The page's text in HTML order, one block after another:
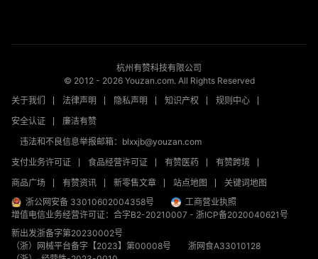
杭州有赞科技有限公司
© 2012 - 2026Youzan.com. All Rights Reserved
关于我们
法律声明 隐私声明 知识产权
规则中心
安全认证
廉洁有赞
违法和不良信息举报邮箱：blxxjb@youzan.com
支付业务许可证
食品经营许可证 有赞医药
有赞跨境
商品广场
有赞资讯 新零售文章 站点地图
关键词地图
浙公网安备 33010602004358号
工商营业执照
增值电信业务经营许可证：合字B2-20210007 - 浙ICP备2020040621号
新出发浙备字第20230002号
（浙）网械平台备字【2023】第00008号
浙网食A33010128